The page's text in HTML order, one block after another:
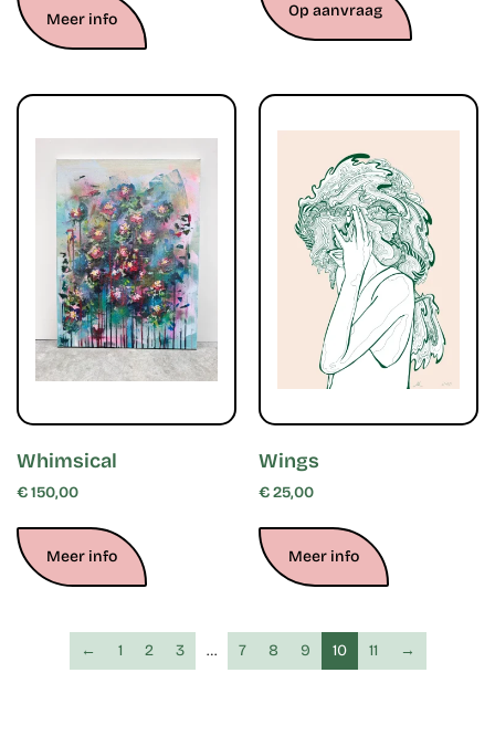
Meer info Op aanvraag
Whimsical
€150,00
Meer info
Wings
€25,00
Meer info
← 1 2 3 … 7 8 9 10 11 →